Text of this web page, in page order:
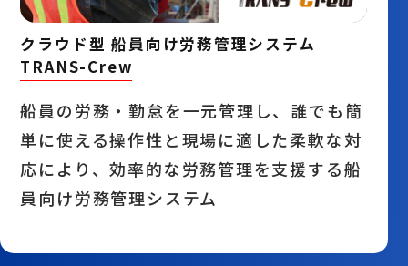
クラウド型 船員向け労務管理システム
TRANS-Crew
船員の労務・勤怠を一元管理し、誰でも簡
単に使える操作性と現場に適した柔軟な対
応により、効率的な労務管理を支援する船
員向け労務管理システム